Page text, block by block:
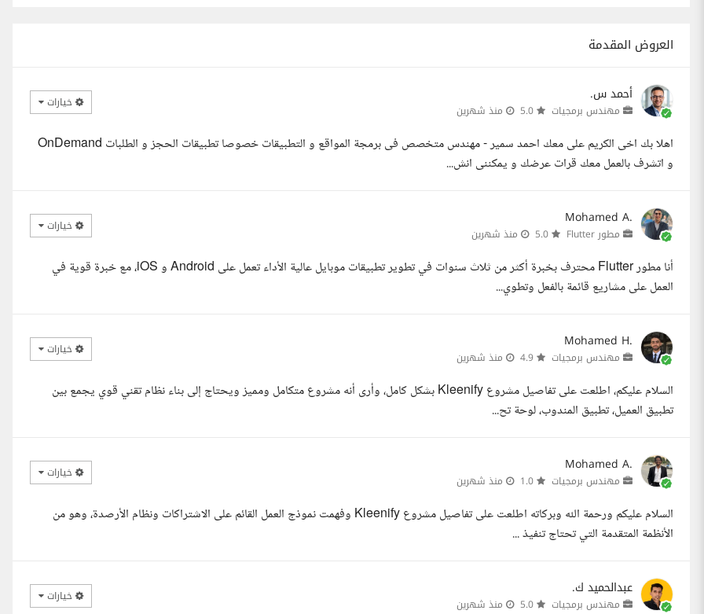
العروض المقدمة
أحمد س.
مهندس برمجيات منذ شهرين خيارات
اهلا بك اخى الكريم على معك احمد سمير - مهندس متخصص فى برمجة المواقع و التطبيقات خصوصا تطبيقات الحجز و الطلبات OnDemand
و اتشرف بالعمل معك قرات عرضك و يمكننى انش...
Mohamed A.
مطور Flutter منذ شهرين خيارات
أنا مطور Flutter محترف بخبرة أكثر من ثلاث سنوات في تطوير تطبيقات موبايل عالية الأداء تعمل على Android و iOS، مع خبرة قوية في
العمل على مشاريع قائمة بالفعل وتطوي...
Mohamed H.
مهندس برمجيات منذ شهرين خيارات
السلام عليكم، اطلعت على تفاصيل مشروع Kleenify بشكل كامل، وأرى أنه مشروع متكامل ومميز ويحتاج إلى بناء نظام تقني قوي يجمع بين
تطبيق العميل، تطبيق المندوب، لوحة تح...
Mohamed A.
مهندس برمجيات منذ شهرين خيارات
السلام عليكم ورحمة الله وبركاته اطلعت على تفاصيل مشروع Kleenify وفهمت نموذج العمل القائم على الاشتراكات ونظام الأرصدة، وهو من
الأنظمة المتقدمة التي تحتاج تنفيذ ...
عبدالحميد ك.
مهندس برمجيات منذ شهرين خيارات